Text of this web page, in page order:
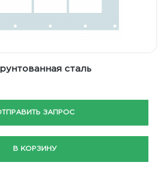
сталь
ЗАПРОС
В КОРЗИНУ